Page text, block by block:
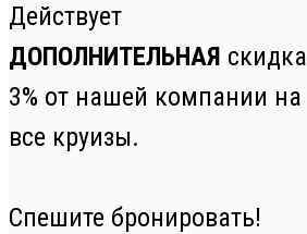
Действует
ДОПОЛНИТЕЛЬНАЯ скидка
3% от нашей компании на
все круизы.
Спешите бронировать!